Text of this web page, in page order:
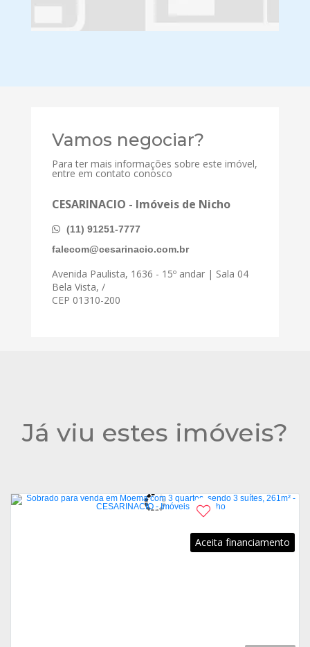
Vamos negociar?
Para ter mais informações sobre este imóvel,
entre em contato conosco
CESARINACIO - Imóveis de Nicho
(11) 91251-7777
falecom@cesarinacio.com.br
Avenida Paulista, 1636 - 15º andar | Sala 04
Bela Vista, /
CEP 01310-200
Já viu estes imóveis?
Aceita financiamento